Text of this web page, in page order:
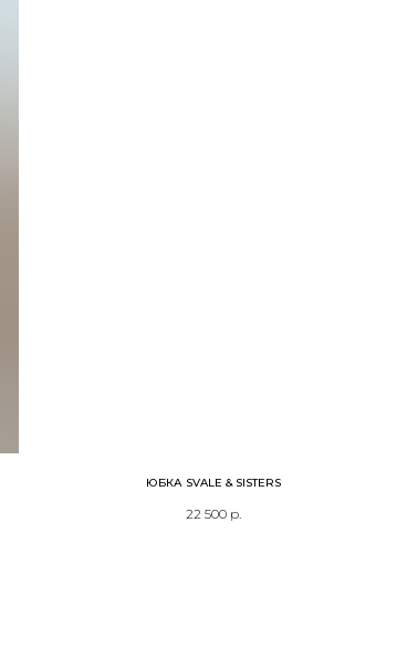
ЮБКА SVALE & SISTERS
22 500 р.